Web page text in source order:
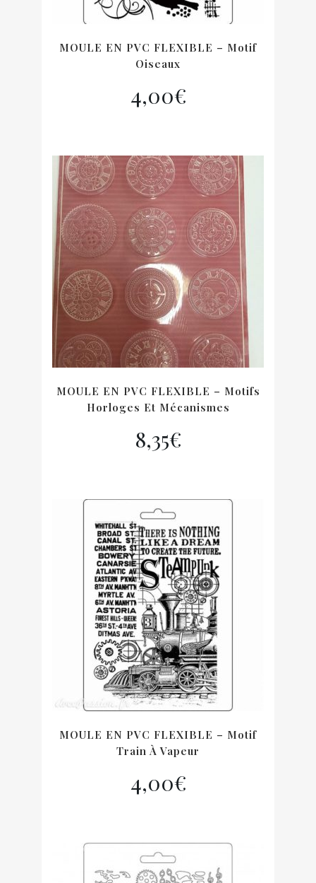
MOULE EN PVC FLEXIBLE – Motif
Oiseaux
4,00€
MOULE EN PVC FLEXIBLE – Motifs
Horloges Et Mécanismes
8,35€
MOULE EN PVC FLEXIBLE – Motif
Train À Vapeur
4,00€